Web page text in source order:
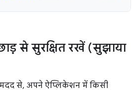
से सुरक्षित रखें (सुझाया
मदद से, अपने ऐप्लिकेशन में किसी